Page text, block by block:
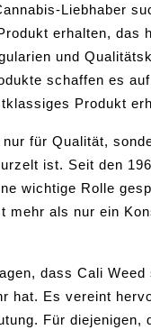
Liebhaber
erhalten, das
und
schaffen es
Produkt
für Qualität,
ist. Seit den
wichtige Rolle
mehr als nur ein
dass Cali
hat. Es vereint
Für